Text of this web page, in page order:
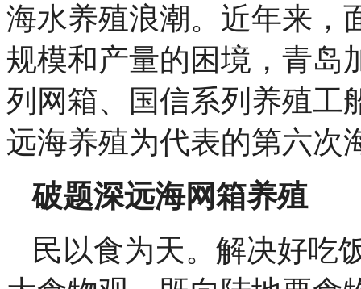
海水养殖浪潮。近年来，
规模和产量的困境，青岛
列网箱、国信系列养殖工
远海养殖为代表的第六次
破题深远海网箱养殖
民以食为天。解决好吃